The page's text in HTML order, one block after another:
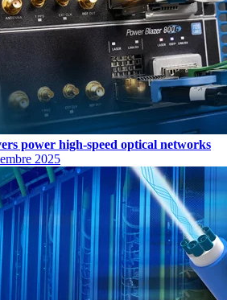
power high-speed optical networks
2025